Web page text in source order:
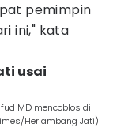
pemimpin
ini," kata
usai
MD mencoblos di
Herlambang Jati)